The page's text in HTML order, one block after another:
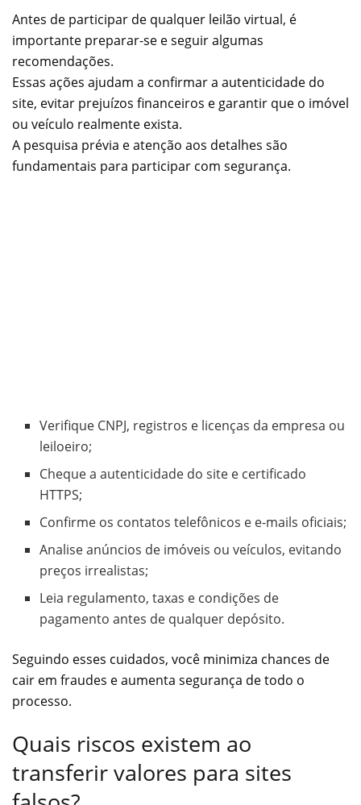
Antes de participar de qualquer leilão virtual, é
importante preparar-se e seguir algumas
recomendações.
Essas ações ajudam a confirmar a autenticidade do
site, evitar prejuízos financeiros e garantir que o imóvel
ou veículo realmente exista.
A pesquisa prévia e atenção aos detalhes são
fundamentais para participar com segurança.
Verifique CNPJ, registros e licenças da empresa ou
leiloeiro;
Cheque a autenticidade do site e certificado
HTTPS;
Confirme os contatos telefônicos e e-mails oficiais;
Analise anúncios de imóveis ou veículos, evitando
preços irrealistas;
Leia regulamento, taxas e condições de
pagamento antes de qualquer depósito.
Seguindo esses cuidados, você minimiza chances de
cair em fraudes e aumenta segurança de todo o
processo.
Quais riscos existem ao
transferir valores para sites